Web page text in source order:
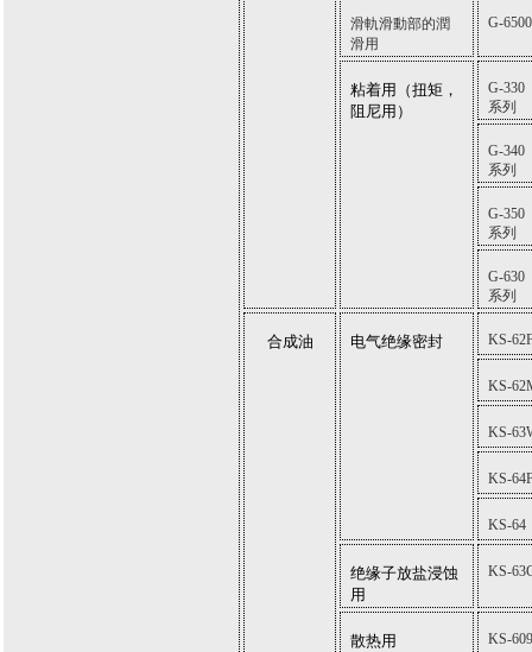
滑軌滑動部的潤
滑用
G-6500
粘着用（扭矩，
阻尼用）
G-330
系列
G-340
系列
G-350
系列
G-630
系列
合成油 电气绝缘密封 KS-
KS-
KS-
KS-
KS-64
绝缘子放盐浸蚀
用
KS-
散热用 KS-609